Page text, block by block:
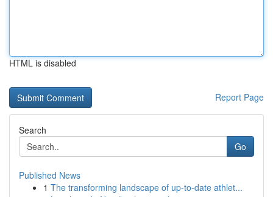
HTML is disabled
Report Page
Search
Go
Published News
1 The transforming landscape of up-to-date athlet...